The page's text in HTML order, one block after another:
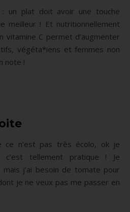
un plat doit avoir une touche
meilleur ! Et nutritionnellement
vitamine C permet d’augmenter
végéta*iens et femmes non
note !
ce n’est pas très écolo, ok je
c’est tellement pratique ! Je
j’ai besoin de tomate pour
je ne veux pas me passer en